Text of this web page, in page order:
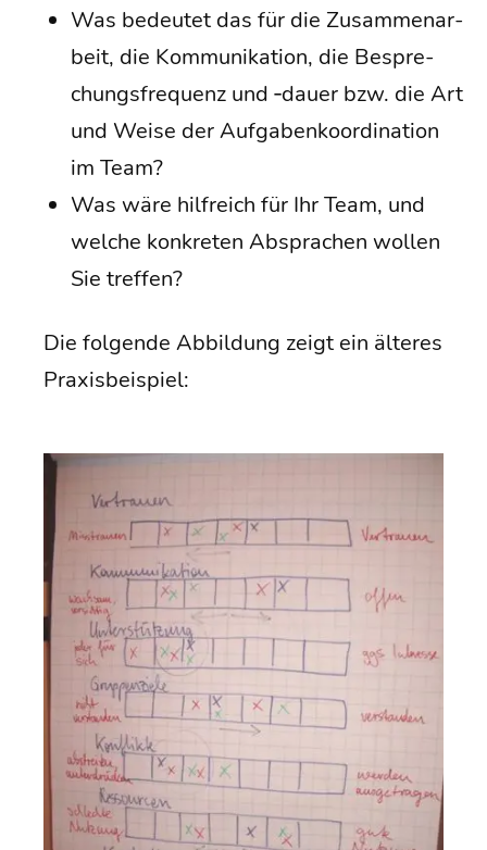
Was bedeu­tet das für die Zusam­men­ar­
beit, die Kom­mu­ni­ka­ti­on, die Bespre­
chungs­fre­quenz und ‑dau­er bzw. die Art
und Wei­se der Auf­ga­ben­ko­or­di­na­ti­on
im Team?
Was wäre hilf­reich für Ihr Team, und
wel­che kon­kre­ten Abspra­chen wol­len
Sie treffen?
Die fol­gen­de Abbil­dung zeigt ein älte­res
Praxisbeispiel: